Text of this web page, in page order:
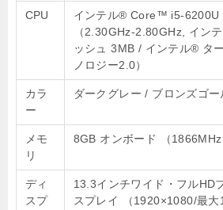
CPU
インテル® Core™ i5-6200U
（2.30GHz-2.80GHz, イン
ッシュ 3MB / インテル® タ
ノロジー2.0）
カラ
ー
ダークグレー / ブロンズゴー
メモ
リ
8GB オンボード （
ディ
スプ
13.3インチワイド・フルHD
スプレイ （1920×1080/最